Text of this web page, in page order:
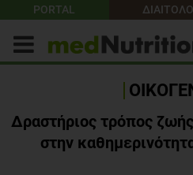
PORTAL
Δραστήριος τρόπος
στην